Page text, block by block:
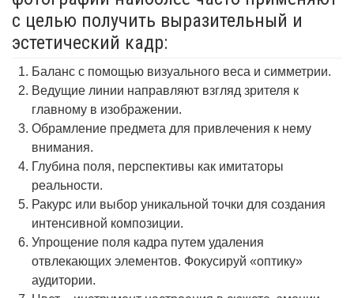
с целью получить выразительный и
эстетический кадр:
Баланс с помощью визуального веса и симметрии.
Ведущие линии направляют взгляд зрителя к
главному в изображении.
Обрамление предмета для привлечения к нему
внимания.
Глубина поля, перспективы как имитаторы
реальности.
Ракурс или выбор уникальной точки для создания
интенсивной композиции.
Упрощение поля кадра путем удаления
отвлекающих элементов. Фокусируй «оптику»
аудитории.